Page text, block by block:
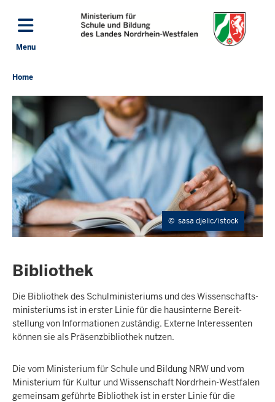
Skip to main content
Menu
You
are
located
here
Home
© sasa djelic/istock
Bibliothek
Die Bibliothek des Schul­ministeriums und des Wissen­schafts­
mi­nisteriums ist in erster Linie für die haus­interne Bereit­
stellung von Infor­mationen zuständig. Ex­terne Inte­ressenten
können sie als Prä­senz­bibliothek nutzen.
Die vom Ministerium für Schule und Bildung NRW und vom
Ministerium für Kultur und Wissenschaft Nordrhein-Westfalen
gemeinsam geführte Bibliothek ist in erster Linie für die